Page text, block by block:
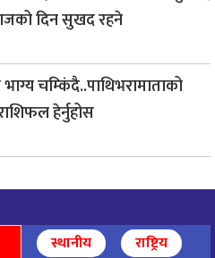
दिन सुखद रहने
चम्किंदै..पाथिभरामाताको
हेर्नुहोस
स्थानीय
राष्ट्रिय